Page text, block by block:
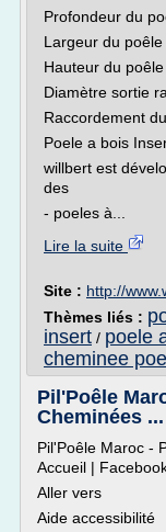
Profondeur du
Largeur du
Hauteur du
Diamètre sortie
Raccordement
Poele a bois
willbert est
des
- poeles à...
Lire la suite
Site : http://
Thèmes liés :
insert / poele
cheminee
Pil'Poêle
Cheminées ...
Pil'Poêle Maroc -
Accueil |
Aller vers
Aide accessibilité